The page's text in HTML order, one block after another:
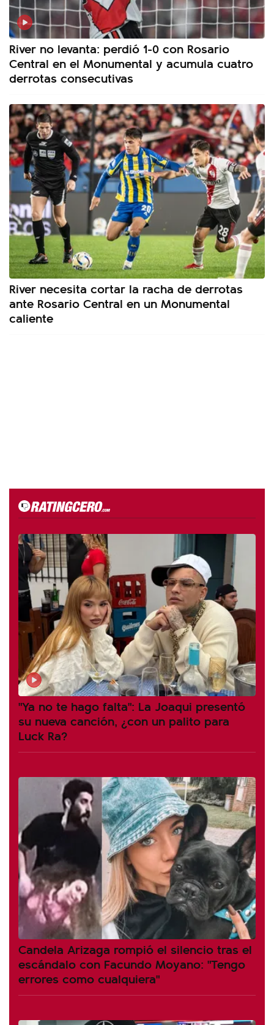
River no levanta: perdió 1-0 con Rosario
Central en el Monumental y acumula cuatro
derrotas consecutivas
River necesita cortar la racha de derrotas
ante Rosario Central en un Monumental
caliente
"Ya no te hago falta": La Joaqui presentó
su nueva canción, ¿con un palito para
Luck Ra?
Candela Arizaga rompió el silencio tras el
escándalo con Facundo Moyano: "Tengo
errores como cualquiera"